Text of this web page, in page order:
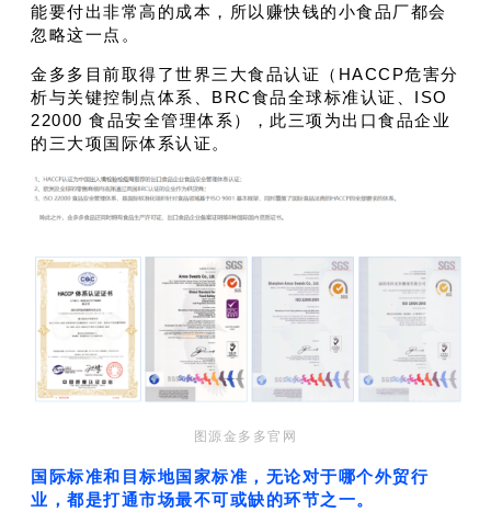
能要付出非常高的成本，所以赚快钱的小食品厂都会
忽略这一点。
金多多目前取得了世界三大食品认证（HACCP危害分
析与关键控制点体系、BRC食品全球标准认证、ISO
22000 食品安全管理体系），此三项为出口食品企业
的三大项国际体系认证。
图源金多多官网
国际标准和目标地国家标准，无论对于哪个外贸行
业，都是打通市场最不可或缺的环节之一。